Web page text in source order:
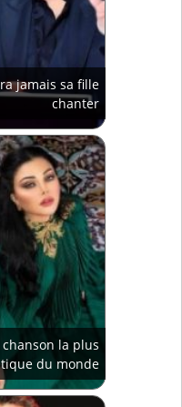
jamais sa fille
chanter
la plus
du monde